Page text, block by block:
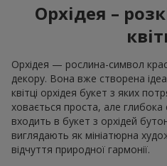
Орхідея –
Орхідея — рослина-символ
декору. Вона вже створена
квітці орхідея букет з яких
ховається проста, але
входить в букет з орхідей
виглядають як мініатюрна
відчуття природної гармонії.